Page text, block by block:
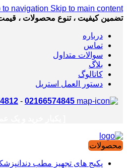
to navigation Skip to main content
تضمین کیفیت ، تنوع محصولات ،
درباره
تماس
سوالات متداول
بلاگ
کاتالوگ
دستور العمل استریل
02166574845
-
محصولات
پکیج های تجهیز مطب